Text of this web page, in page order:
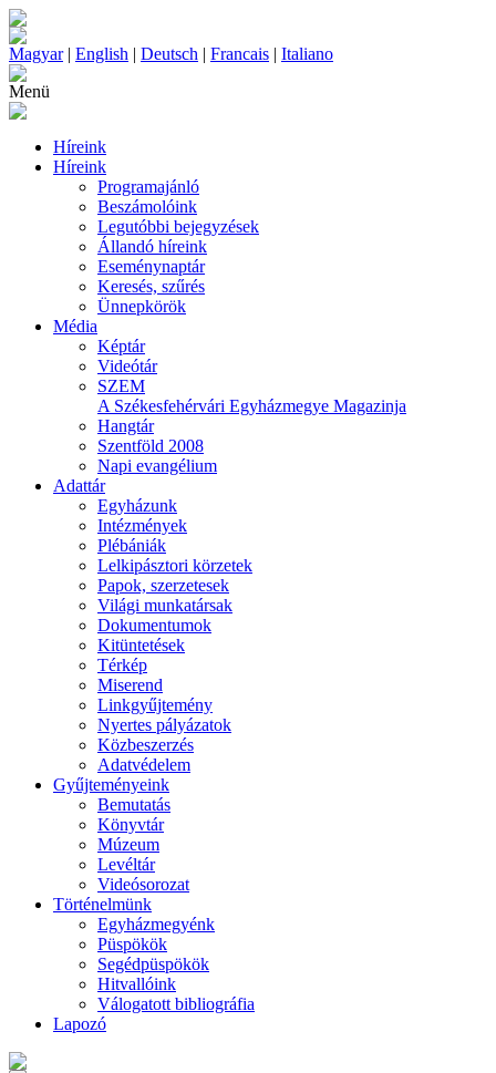
Magyar| English | Deutsch | Francais | Italiano
Menü
Híreink
Híreink
Programajánló
Beszámolóink
Legutóbbi bejegyzések
Állandó híreink
Eseménynaptár
Keresés, szűrés
Ünnepkörök
Média
Képtár
Videótár
SZEM
A Székesfehérvári Egyházmegye Magazinja
Hangtár
Szentföld 2008
Napi evangélium
Adattár
Egyházunk
Intézmények
Plébániák
Lelkipásztori körzetek
Papok, szerzetesek
Világi munkatársak
Dokumentumok
Kitüntetések
Térkép
Miserend
Linkgyűjtemény
Nyertes pályázatok
Közbeszerzés
Adatvédelem
Gyűjteményeink
Bemutatás
Könyvtár
Múzeum
Levéltár
Videósorozat
Történelmünk
Egyházmegyénk
Püspökök
Segédpüspökök
Hitvallóink
Válogatott bibliográfia
Lapozó